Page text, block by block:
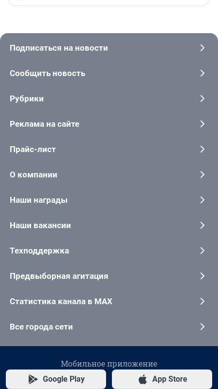
Подписаться на новости
Сообщить новость
Рубрики
Реклама на сайте
Прайс-лист
О компании
Наши награды
Наши вакансии
Техподдержка
Предвыборная агитация
Статистика канала в MAX
Все города сети
Мобильное приложение
Google Play App Store